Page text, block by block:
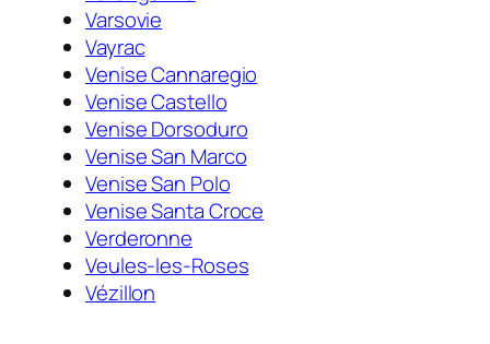
Varsovie
Vayrac
Venise Cannaregio
Venise Castello
Venise Dorsoduro
Venise San Marco
Venise San Polo
Venise Santa Croce
Verderonne
Veules-les-Roses
Vézillon